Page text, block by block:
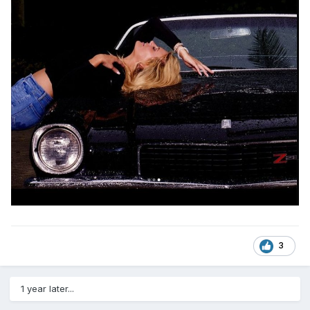
3
1 year later...